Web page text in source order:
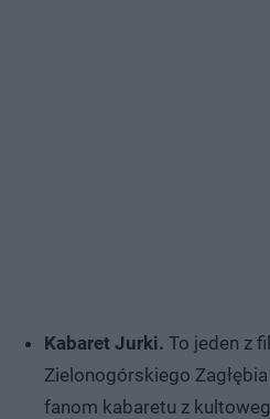
Kabaret Jurki. To jeden z
Zielonogórskiego
fanom kabaretu z